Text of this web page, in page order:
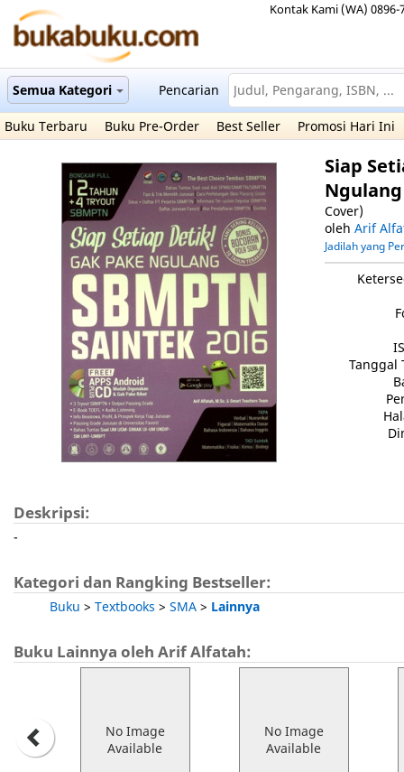
Kontak Kami (WA) 0896-
Semua Kategori Pencarian
Buku Terbaru Buku Pre-Order Best Seller Promosi Hari Ini
Siap
Cover)
oleh Arif
Jadilah yang
Tanggal
Deskripsi:
-
Kategori dan Rangking Bestseller:
Buku > Textbooks > SMA > Lainnya
Buku Lainnya oleh Arif Alfatah:
No Image
Available
No Image
Available